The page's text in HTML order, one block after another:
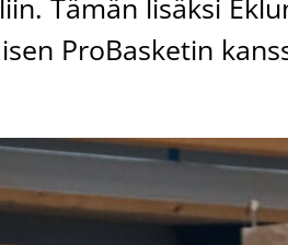
Tämän lisäksi
ProBasketin